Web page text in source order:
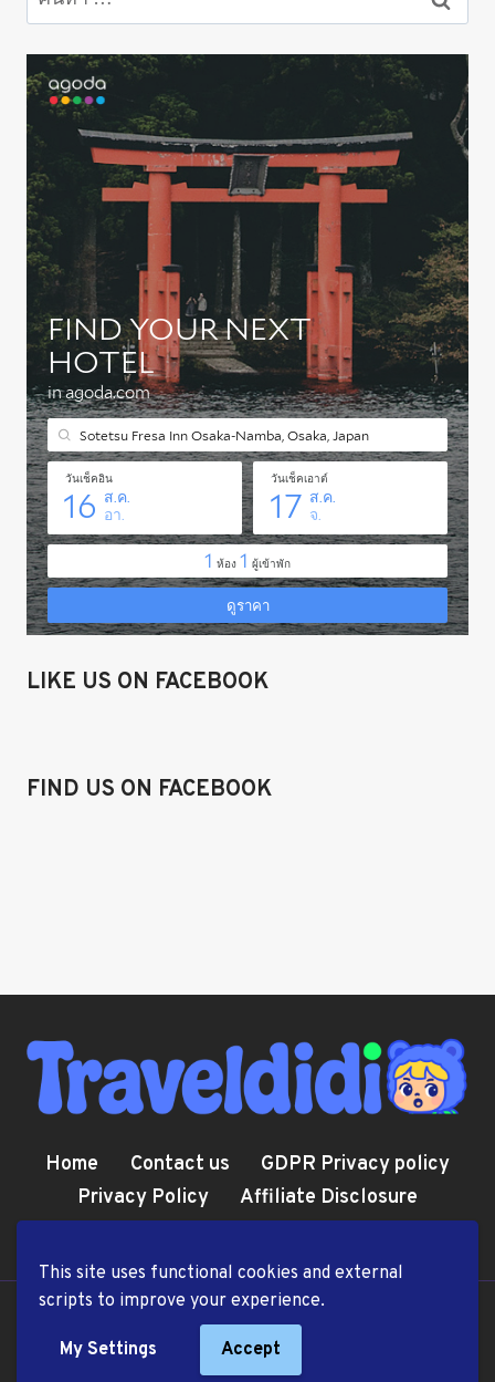
This site uses functional cookies and external
scripts to improve your experience.
My Settings Accept
โกะ
เที่ยว
ได้
4
ฤดู
สำหรับ:
LIKE US ON FACEBOOK
FIND US ON FACEBOOK
Home Contact us
GDPR Privacy policy
Privacy Policy
Affiliate Disclosure
© 2026 TravelDiDi.com